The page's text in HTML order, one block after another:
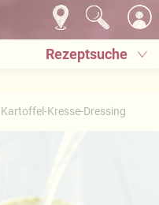
Rezeptsuche
Kartoffel-Kresse-Dressing